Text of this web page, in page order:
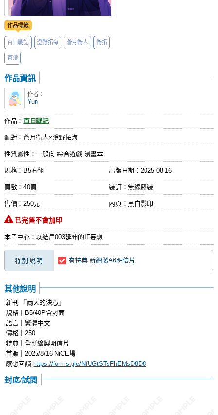
作品標籤
百日戰記 澄野拓海 蒼月衛人 衛拓
蒼澄
作品資訊
作者：
Yun
作品：百日戰記
配對：蒼月衛人×澄野拓海
性質屬性：一般向 綜合遊戲 漫畫本
規格：B5右翻 出版日期： 2025-08-16
頁數：40頁 裝訂：無線膠裝
售價：250元 內頁：黑白影印
已完售不會加印
本子中心：以結局003延伸的IF妄想
特別說明 有特典 新繪製A6明信片
其他說明
新刊 『兩人的決心』
規格｜B5/40P含封面
語言｜繁體中文
價格｜250
特典｜全新繪製明信片
首販｜2025/8/16 NiCE場
感想回饋 https://forms.gle/NfUGtSTsFhEMsD8D8
封底/試閱